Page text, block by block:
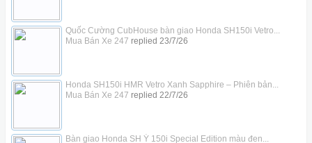
Quốc Cường CubHouse bàn giao Honda SH150i Vetro...
Mua Bán Xe 247 replied 23/7/26
Honda SH150i HMR Vetro Xanh Sapphire – Phiên bản...
Mua Bán Xe 247 replied 22/7/26
Bàn giao Honda SH Ý 150i Special Edition màu đen...